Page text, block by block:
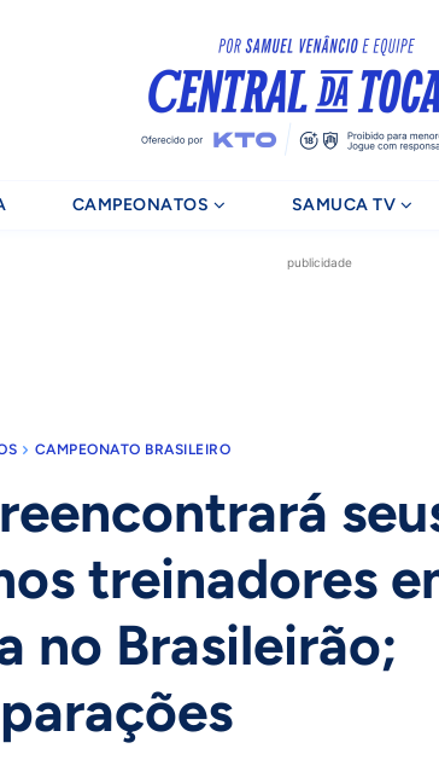
CAMPEONATOS SAMUCA TV
publicidade
CAMPEONATO BRASILEIRO
treinadores
no Brasileirão;